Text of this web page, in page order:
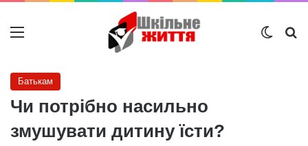
Меню
Батькам
Чи потрібно насильно
змушувати дитину їсти?